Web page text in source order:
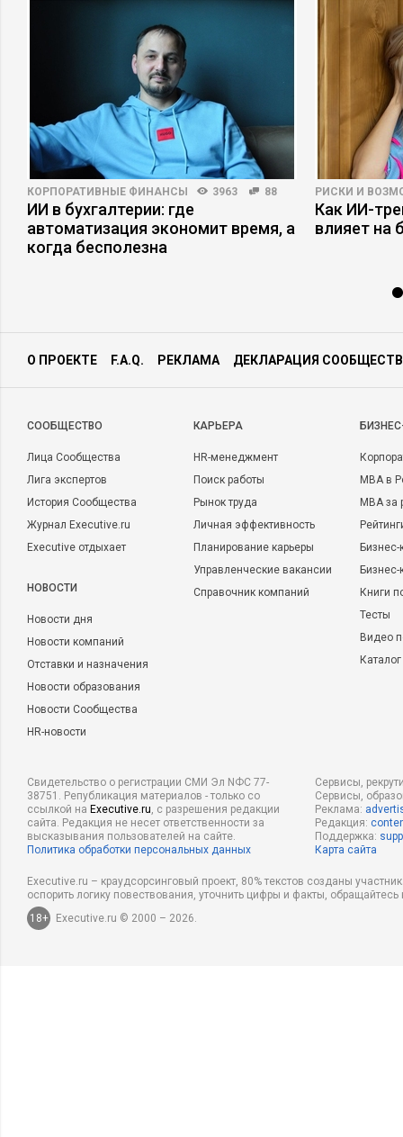
КОРПОРАТИВНЫЕ ФИНАНСЫ 3963 88
ИИ в бухгалтерии: где
автоматизация экономит время, а
когда бесполезна
РИСКИ И
Как ИИ-
влияет на
О ПРОЕКТЕ F.A.Q. РЕКЛАМА ДЕКЛАРАЦИЯ
CООБЩЕСТВО
Лица Сообщества
Лига экспертов
История Сообщества
Журнал Executive.ru
Executive отдыхает
НОВОСТИ
Новости дня
Новости компаний
Отставки и назначения
Новости образования
Новости Сообщества
HR-новости
КАРЬЕРА
HR-менеджмент
Поиск работы
Рынок труда
Личная эффективность
Планирование карьеры
Управленческие вакансии
Справочник компаний
MBA в
MBA
Бизнес-
Книги
Тесты
Видео
Свидетельство о регистрации СМИ Эл NФС 77-
38751. Републикация материалов - только со
ссылкой на Executive.ru, с разрешения редакции
сайта. Редакция не несет ответственности за
высказывания пользователей на сайте.
Политика обработки персональных данных
Сервисы,
Сервисы,
Реклама:
Редакция:
Поддержка:
Карта сайта
Executive.ru – краудсорсинговый проект, 80% текстов созданы
оспорить логику повествования, уточнить цифры и факты,
18+
Executive.ru © 2000 – 2026.